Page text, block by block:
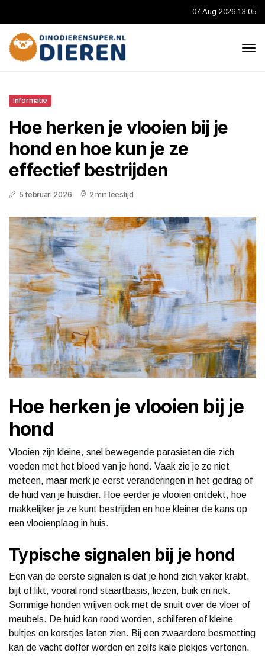
07 Aug 2026 13:05
Informatie
Hoe herken je vlooien bij je
hond en hoe kun je ze
effectief bestrijden
5 februari 2026 2 min leestijd
Hoe herken je vlooien bij je
hond
Vlooien zijn kleine, snel bewegende parasieten die zich
voeden met het bloed van je hond. Vaak zie je ze niet
meteen, maar merk je eerst veranderingen in het gedrag of
de huid van je huisdier. Hoe eerder je vlooien ontdekt, hoe
makkelijker je ze kunt bestrijden en hoe kleiner de kans op
een vlooienplaag in huis.
Typische signalen bij je hond
Een van de eerste signalen is dat je hond zich vaker krabt,
bijt of likt, vooral rond staartbasis, liezen, buik en nek.
Sommige honden wrijven ook met de snuit over de vloer of
meubels. De huid kan rood worden, schilferen of kleine
bultjes en korstjes laten zien. Bij een zwaardere besmetting
kan de vacht doffer worden en zelfs kale plekjes vertonen.